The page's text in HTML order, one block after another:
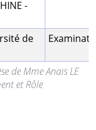
de Mme Anaïs LE
et Rôle
-
de